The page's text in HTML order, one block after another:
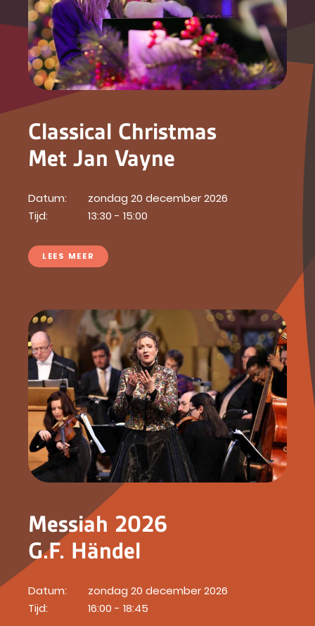
Classical Christmas
Met Jan Vayne
Datum:
Tijd:
zondag 20 december 2026
13:30 - 15:00
LEES MEER
Messiah 2026
G.F. Händel
Datum:
Tijd:
zondag 20 december 2026
16:00 - 18:45